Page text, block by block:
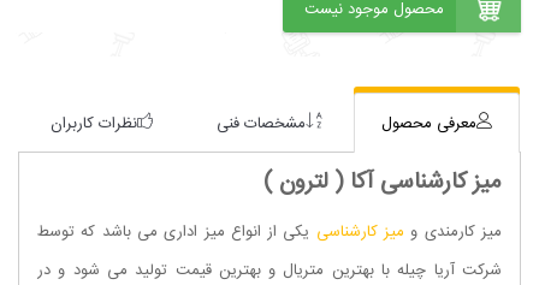
معرفی محصول مشخصات فنی نظرات کاربران
میز کارشناسی آکا ( لترون )
میز کارمندی و میز کارشناسی یکی از انواع میز اداری می باشد که توسط
شرکت آریا چیله با بهترین متریال و بهترین قیمت تولید می شود و در